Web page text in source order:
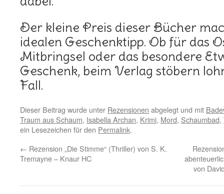
Der kleine Preis dieser Bücher
idealen Geschenktipp. Ob für das
Mitbringsel oder das besondere
Geschenk, beim Verlag stöbern
Fall.
Dieser Beitrag wurde unter Rezensionen abgelegt und mit
Traum aus Schaum, Isabella Archan, Krimi, Mord, Schaumbad,
ein Lesezeichen für den Permalink.
← Rezension „Die Stimme“ (Thriller) von S. K.
Tremayne – Knaur HC
von